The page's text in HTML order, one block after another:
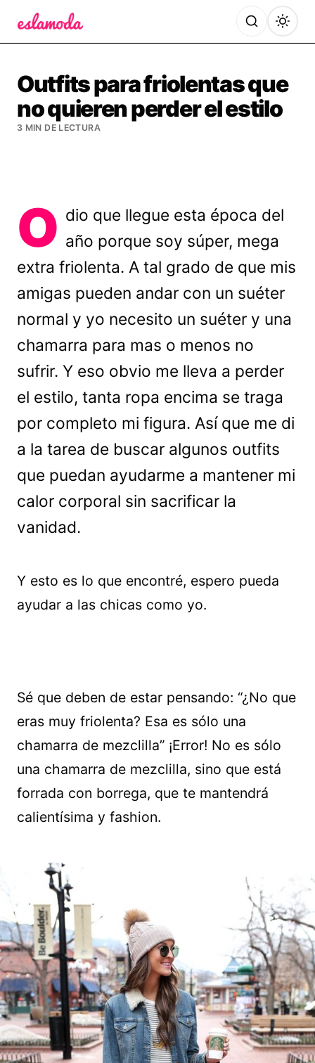
Outfits para friolentas que
no quieren perder el estilo
3 MIN DE LECTURA
O dio que llegue esta época del
año porque soy súper, mega
extra friolenta. A tal grado de que mis
amigas pueden andar con un suéter
normal y yo necesito un suéter y una
chamarra para mas o menos no
sufrir. Y eso obvio me lleva a perder
el estilo, tanta ropa encima se traga
por completo mi figura. Así que me di
a la tarea de buscar algunos outfits
que puedan ayudarme a mantener mi
calor corporal sin sacrificar la
vanidad.
Y esto es lo que encontré, espero pueda
ayudar a las chicas como yo.
Sé que deben de estar pensando: “¿No que
eras muy friolenta? Esa es sólo una
chamarra de mezclilla” ¡Error! No es sólo
una chamarra de mezclilla, sino que está
forrada con borrega, que te mantendrá
calientísima y fashion.